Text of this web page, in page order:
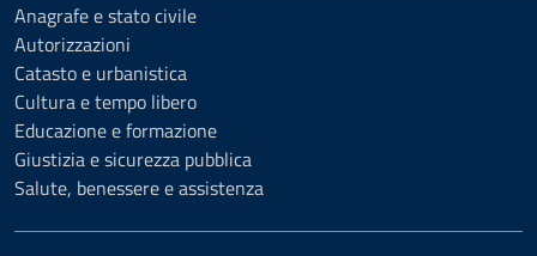
Anagrafe e stato civile
Autorizzazioni
Catasto e urbanistica
Cultura e tempo libero
Educazione e formazione
Giustizia e sicurezza pubblica
Salute, benessere e assistenza